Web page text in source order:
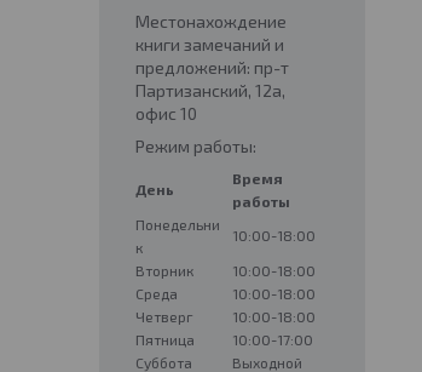
Местонахождение
книги замечаний и
предложений: пр-т
Партизанский, 12а,
офис 10
Режим работы:
День
Время
работы
Понедельни
к
10:00-18:00
Вторник
10:00-18:00
Среда
10:00-18:00
Четверг
10:00-18:00
Пятница
10:00-17:00
Суббота
Выходной